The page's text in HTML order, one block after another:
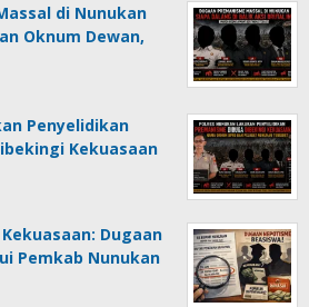
di Nunukan
Oknum Dewan,
Penyelidikan
Kekuasaan
Dugaan
Pemkab Nunukan